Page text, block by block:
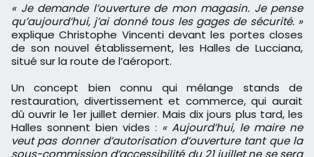
« Je demande l’ouverture de mon magasin. Je pense
qu’aujourd’hui, j’ai donné tous les gages de sécurité. »
explique Christophe Vincenti devant les portes closes
de son nouvel établissement, les Halles de Lucciana,
situé sur la route de l’aéroport.
Un concept bien connu qui mélange stands de
restauration, divertissement et commerce, qui aurait
dû ouvrir le 1er juillet dernier. Mais dix jours plus tard, les
Halles sonnent bien vides : « Aujourd’hui, le maire ne
veut pas donner d’autorisation d’ouverture tant que la
sous-commission d’accessibilité du 21 juillet ne se sera